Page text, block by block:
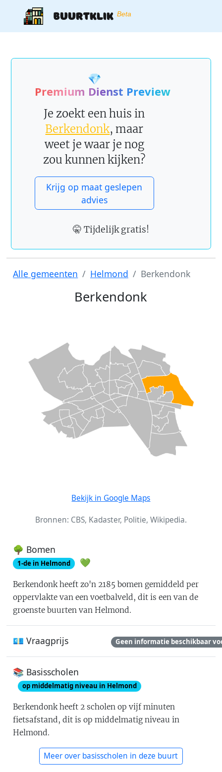
Buurtklik Beta
💎
Premium Dienst Preview
Je zoekt een huis in
Berkendonk, maar
weet je waar je nog
zou kunnen kijken?
Krijg op maat geslepen
advies
🤫 Tijdelijk gratis!
Alle gemeenten Helmond Berkendonk
Berkendonk
Bekijk in Google Maps
Bronnen: CBS, Kadaster, Politie, Wikipedia.
🌳 Bomen
1-de in Helmond 💚
Berkendonkheeft zo'n 2185 bomen gemiddeld per
oppervlakte van een voetbalveld, dit iseen van de
groenste buurten van Helmond.
💶 Vraagprijs Geen informatie beschikbaar
📚 Basisscholen
op middelmatig niveau in Helmond
Berkendonkheeft 2 scholen op vijf minuten
fietsafstand, dit isop middelmatig niveau in
Helmond.
Meer over basisscholen in deze buurt